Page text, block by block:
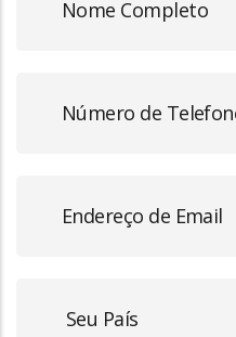
Name
Number
Address